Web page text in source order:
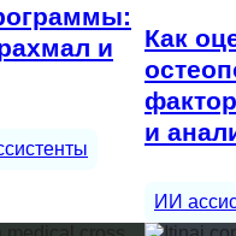
и
Как
и
ИИ